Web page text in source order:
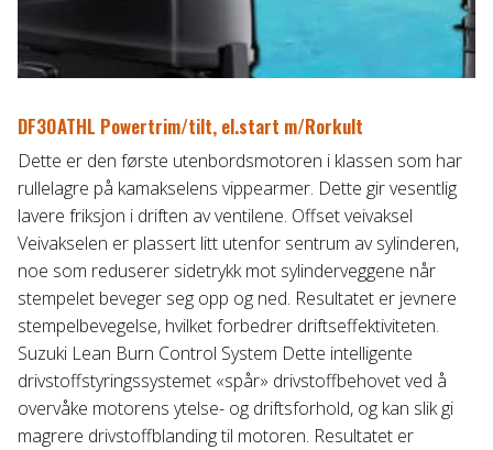
DF30ATHL Powertrim/tilt, el.start m/Rorkult
Dette er den første utenbordsmotoren i klassen som har
rullelagre på kamakselens vippearmer. Dette gir vesentlig
lavere friksjon i driften av ventilene. Offset veivaksel
Veivakselen er plassert litt utenfor sentrum av sylinderen,
noe som reduserer sidetrykk mot sylinderveggene når
stempelet beveger seg opp og ned. Resultatet er jevnere
stempelbevegelse, hvilket forbedrer driftseffektiviteten.
Suzuki Lean Burn Control System Dette intelligente
drivstoffstyringssystemet «spår» drivstoffbehovet ved å
overvåke motorens ytelse- og driftsforhold, og kan slik gi
magrere drivstoffblanding til motoren. Resultatet er